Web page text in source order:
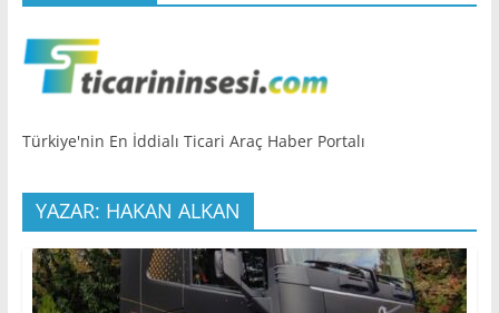
Türkiye'nin En İddialı Ticari Araç Haber Portalı
YAZAR: HAKAN ALKAN